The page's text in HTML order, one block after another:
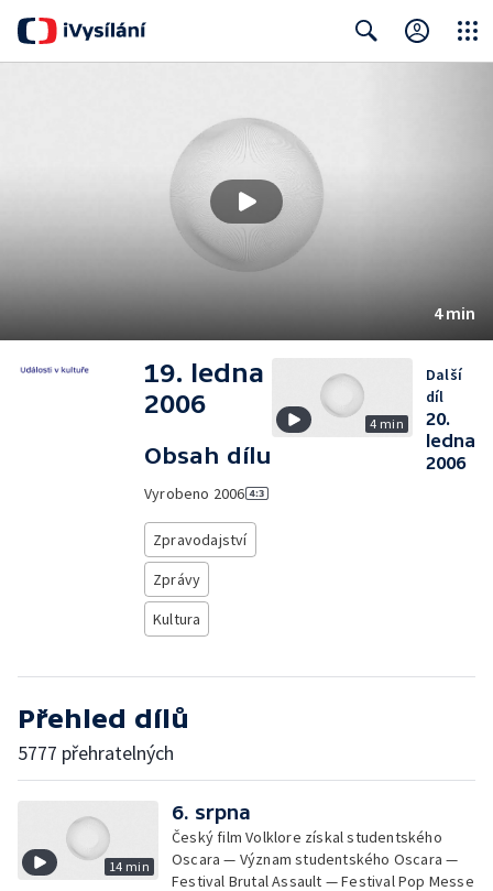
4 min
19. ledna
2006
Obsah dílu
Vyrobeno 2006
Zpravodajství
Zprávy
Kultura
4 min
Další
díl
20.
ledna
2006
Přehled dílů
5777 přehratelných
14 min
6. srpna
Český film Volklore získal studentského
Oscara — Význam studentského Oscara —
Festival Brutal Assault — Festival Pop Messe